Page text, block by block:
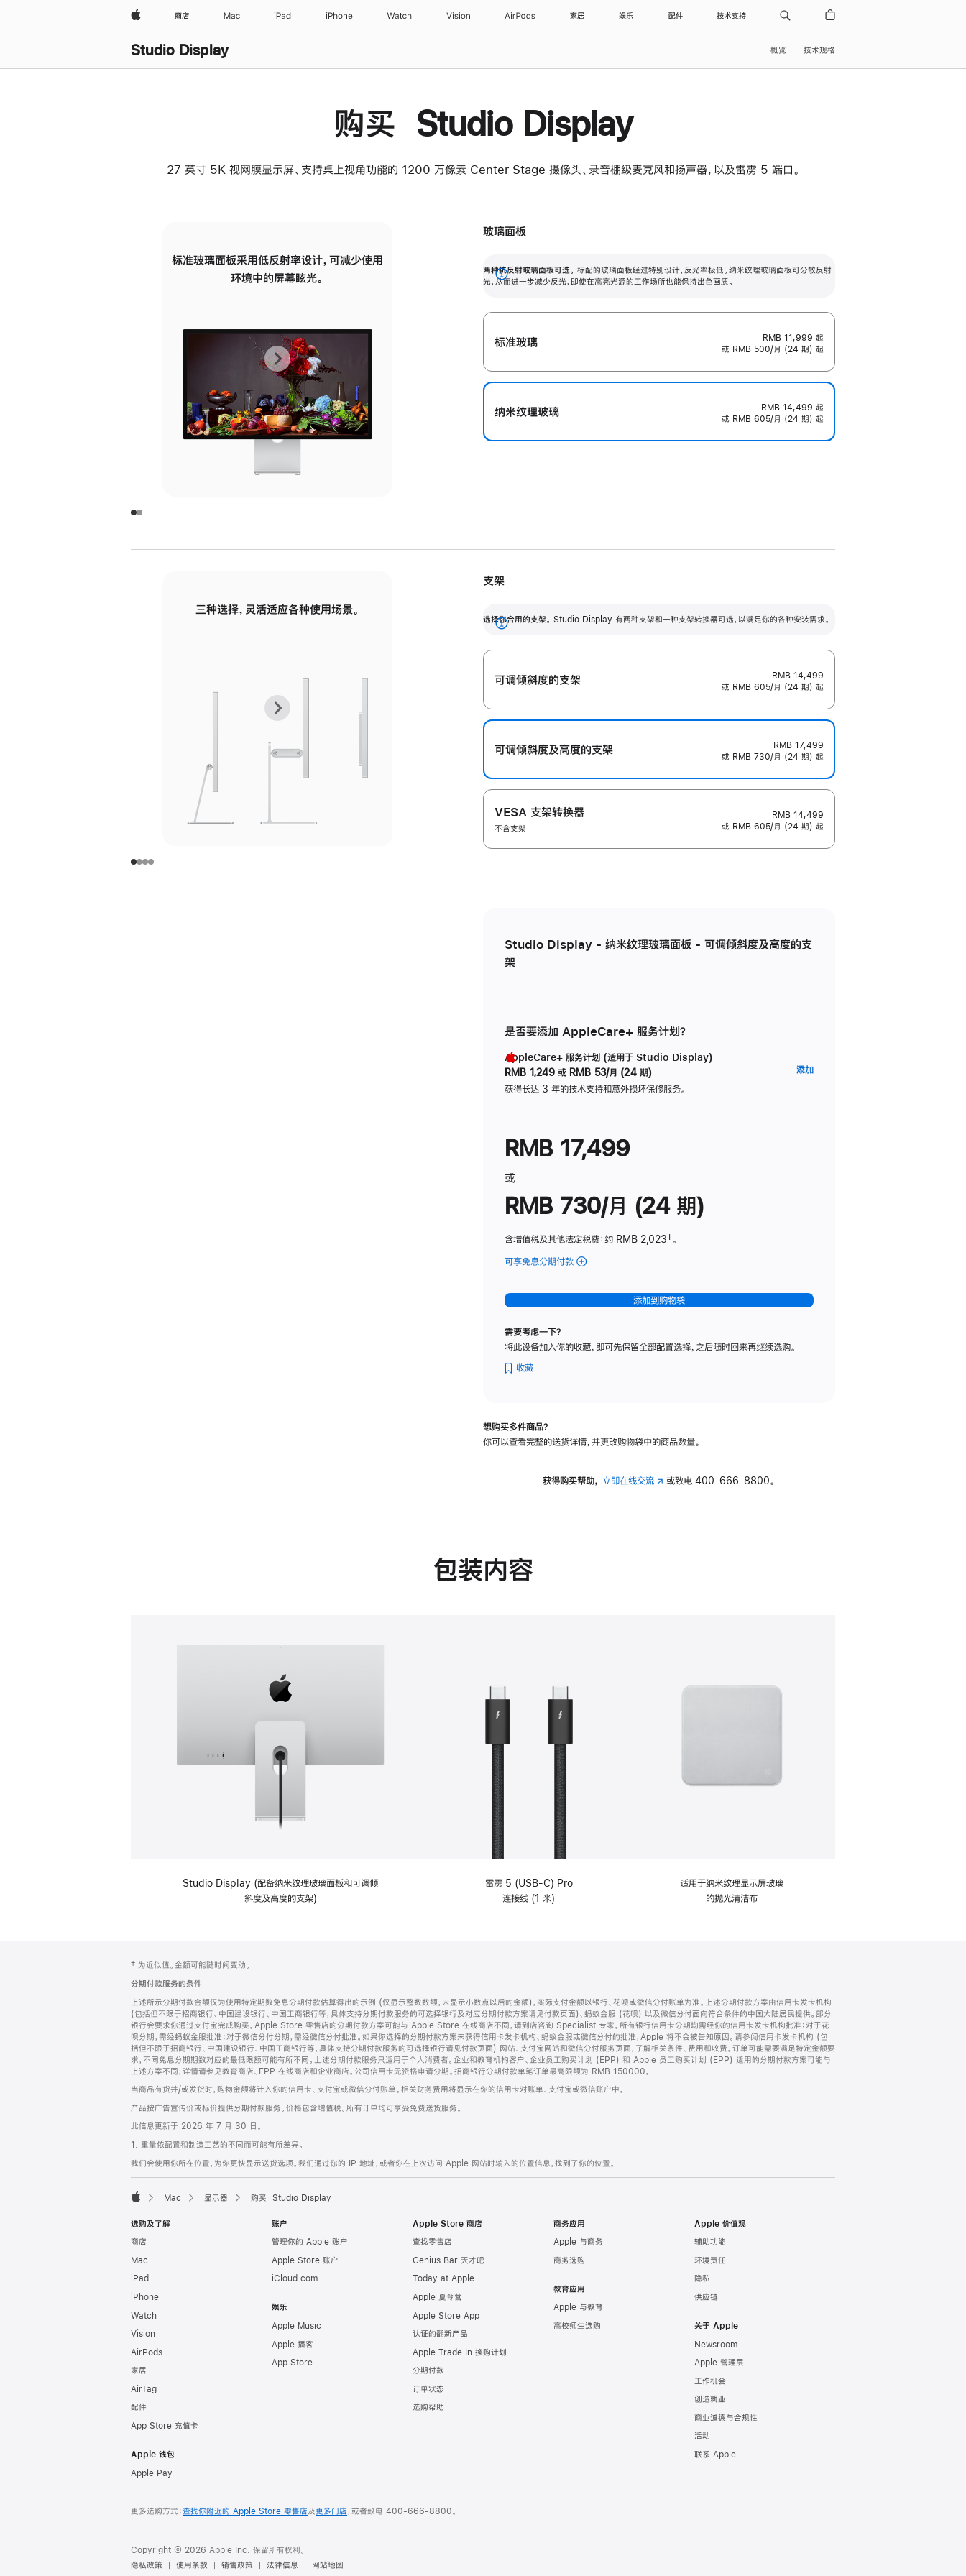
Apple 商店 Mac iPad iPhone Watch Vision AirPods 家居 娱乐 配件 技术支持
Studio Display 概览 技术规格
购买 Studio Display
27 英寸 5K 视网膜显示屏、支持桌上视角功能的 1200 万像素 Center Stage 摄像头、录音棚级麦克风和扬声器，以及雷雳 5 端口。
标准玻璃面板采用低反射率设计，可减少使用
环境中的屏幕眩光。
有高亮光源的场所使用，也能保持出色画质。
上
一
张
图
面
下
一
张
图
面
玻璃面板
两种抗反射玻璃面板可选。 标配的玻璃面板经过特别设计，反光率极低。纳米纹理玻璃面板可分散反射
光，从而进一步减少反光，即使在高亮光源的工作场所也能保持出色画质。
展
标准玻璃 RMB 11,999 起
或 RMB 500/月 (24 期) 起
纳米纹理玻璃 RMB 14,499 起
或 RMB 605/月 (24 期) 起
三种选择，灵活适应各种使用场景。
调节范围。
毫米的高度调节范围。
上
张
下
张
支架
选择你合用的支架。 Studio Display 有两种支架和一种支架转换器可选，以满足你的各种安装需求。
展
开
可调倾斜度的支架
RMB 14,499
或 RMB 605/月 (24 期) 起
可调倾斜度及高‍度的支‍架
RMB 17,499
或 RMB 730/月 (24 期) 起
VESA 支架转换器
不含支架
RMB 14,499
或 RMB 605/月 (24 期) 起
Studio Display - 纳米纹理玻璃面板 - 可调倾斜度及高度的支
架
是否要添加 AppleCare+ 服务计划？
AppleCare+ 服务计划 (适用于 Studio Display)
RMB 1,249 或 RMB 53/月 (24 期)
获得长达 3 年的技术支持和意外损坏保修服务。
添加
RMB 17,499
或
RMB 730/月 (24 期)
含增值税及其他法定税费：约 RMB 2,023脚
‡。
可享免息分期付款 (Studio
-
纳
理
可
斜
添加到购物袋
需要考虑一下？
将此设备加入你的收藏，即可先保留全部配置选择，之后随时回来再继续选购。
收藏
想购买多件商品？
你可以查看完整的送货详情，并更改购物袋中的商品数量。
获得购买帮助， 立即在线交流(在 或致电400-666-8800。
包装内容
Studio Display (配备纳米纹理玻璃面板和可调倾
斜度及高度的支架)
雷雳 5 (USB-C) Pro
连接线 (1 米)
适用于纳米纹理显示屏玻璃
的抛光清洁布
页
脚
注
‡ 为近似值。金额可能随时间变动。
分期付款服务的条件
上述所示分期付款金额仅为使用特定期数免息分期付款估算得出的示例 (仅显示整数数额，未显示小数点以后的金额)，实际支付金额以银行、花呗或微信分付账单为准。上述分期付款方案由信用卡发卡机构
(包括但不限于招商银行、中国建设银行、中国工商银行等，具体支持分期付款服务的可选择银行及对应分期付款方案请见付款页面)、蚂蚁金服 (花呗) 以及微信分付面向符合条件的中国大陆居民提供。部分
银行会要求你通过支付宝完成购买。Apple Store 零售店的分期付款方案可能与 Apple Store 在线商店不同，请到店咨询 Specialist 专家。所有银行信用卡分期均需经你的信用卡发卡机构批准；对于花
呗分期，需经蚂蚁金服批准；对于微信分付分期，需经微信分付批准。如果你选择的分期付款方案未获得信用卡发卡机构、蚂蚁金服或微信分付的批准，Apple 将不会被告知原因。请参阅信用卡发卡机构 (包
括但不限于招商银行、中国建设银行、中国工商银行等，具体支持分期付款服务的可选择银行请见付款页面) 网站、支付宝网站和微信分付服务页面，了解相关条件、费用和收费。订单可能需要满足特定金额要
求，不同免息分期期数对应的最低限额可能有所不同。上述分期付款服务只适用于个人消费者。企业和教育机构客户、企业员工购买计划 (EPP) 和 Apple 员工购买计划 (EPP) 适用的分期付款方案可能与
上述方案不同，详情请参见教育商店、EPP 在线商店和企业商店。公司信用卡无资格申请分期。招商银行分期付款单笔订单最高限额为 RMB 150000。
当商品有货并/或发货时，购物金额将计入你的信用卡、支付宝或微信分付账单。相关财务费用将显示在你的信用卡对账单、支付宝或微信账户中。
产品按广告宣传价或标价提供分期付款服务。价格包含增值税。所有订单均可享受免费送货服务。
此信息更新于 2026 年 7 月 30 日。
1. 重量依配置和制造工艺的不同而可能有所差异。
我们会使用你所在位置，为你更快显示送货选项。我们通过你的 IP 地址，或者你在上次访问 Apple 网站时输入的位置信息，找到了你的位置。
Mac 显示器 购买 Studio Display
选购及了解
商店
Mac
iPad
iPhone
Watch
Vision
AirPods
家居
AirTag
配件
App Store 充值卡
Apple 钱包
Apple Pay
账户
管理你的 Apple 账户
Apple Store 账户
iCloud.com
娱乐
Apple Music
Apple 播客
App Store
Apple Store 商店
查找零售店
Genius Bar 天才吧
Today at Apple
Apple 夏令营
Apple Store App
认证的翻新产品
Apple Trade In 换购计划
分期付款
订单状态
选购帮助
商务应用
Apple 与商务
商务选购
教育应用
Apple 与教育
高校师生选购
Apple 价值观
辅助功能
环境责任
隐私
供应链
关于 Apple
Newsroom
Apple 管理层
工作机会
创造就业
商业道德与合规性
活动
联系 Apple
更多选购方式：查找你附近的 Apple Store 零售店及更多门店，或者致电 400-666-8800。
Copyright © 2026 Apple Inc. 保留所有权利。
隐私政策
使用条款 销售政策 法律信息 网站地图